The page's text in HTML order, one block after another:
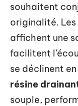
souhaitent
originalité. Les
affichent une
facilitent
se déclinent
résine
souple,